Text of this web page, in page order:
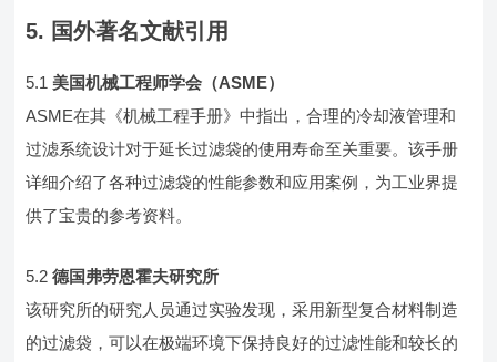
5. 国外著名文献引用
5.1美国机械工程师学会（ASME）
ASME在其《机械工程手册》中指出，合理的冷却液管理和
过滤系统设计对于延长过滤袋的使用寿命至关重要。该手册
详细介绍了各种过滤袋的性能参数和应用案例，为工业界提
供了宝贵的参考资料。
5.2德国弗劳恩霍夫研究所
该研究所的研究人员通过实验发现，采用新型复合材料制造
的过滤袋，可以在极端环境下保持良好的过滤性能和较长的